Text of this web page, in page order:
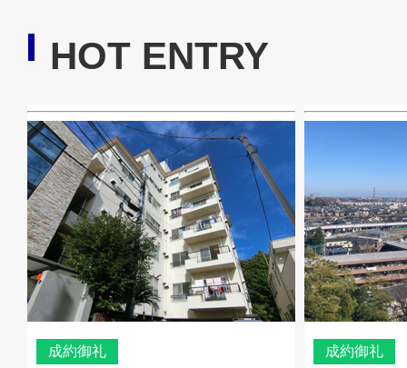
HOT ENTRY
成約御礼 成約御礼